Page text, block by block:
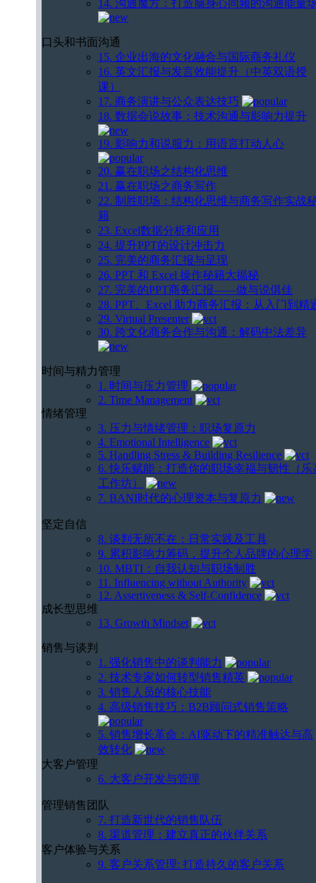
14. 沟通魔方：打造脑身心同频的沟通能量
口头和书面沟通
15. 企业出海的文化融合与国际商务礼仪
16. 英文汇报与发言效能提升（中英双语授
课）
17. 商务演讲与公众表达技巧
18. 数据会说故事：技术沟通与影响力提升
19. 影响力和说服力：用语言打动人心
20. 赢在职场之结构化思维
21. 赢在职场之商务写作
22. 制胜职场：结构化思维与商务写作实战
籍
23. Excel数据分析和应用
24. 提升PPT的设计冲击力
25. 完美的商务汇报与呈现
26. PPT 和 Excel 操作秘籍大揭秘
27. 完美的PPT商务汇报——做与说俱佳
28. PPT、Excel 助力商务汇报：从入门到精
29. Virtual Presenter
30. 跨文化商务合作与沟通：解码中法差异
时间与精力管理
1. 时间与压力管理
2. Time Management
情绪管理
3. 压力与情绪管理：职场复原力
4. Emotional Intelligence
5. Handling Stress & Building Resilience
6. 快乐赋能：打造你的职场幸福与韧性（乐
工作坊）
7. BANI时代的心理资本与复原力
坚定自信
8. 谈判无所不在：日常实践及工具
9. 累积影响力筹码，提升个人品牌的心理学
10. MBTI：自我认知与职场制胜
11. Influencing without Authority
12. Assertiveness & Self-Confidence
成长型思维
13. Growth Mindset
销售与谈判
1. 强化销售中的谈判能力
2. 技术专家如何转型销售精英
3. 销售人员的核心技能
4. 高级销售技巧：B2B顾问式销售策略
5. 销售增长革命：AI驱动下的精准触达与高
效转化
大客户管理
6. 大客户开发与管理
管理销售团队
7. 打造新世代的销售队伍
8. 渠道管理：建立真正的伙伴关系
客户体验与关系
9. 客户关系管理: 打造持久的客户关系